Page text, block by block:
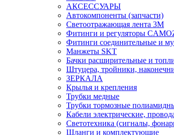
АКСЕССУАРЫ
Автокомпоненты (запчасти)
Светоотражающая лента 3М
Фитинги и регуляторы
Фитинги соединительные и
Манжеты SKT
Бачки расширительные и
Штуцера, тройники,
ЗЕРКАЛА
Крылья и крепления
Трубки медные
Трубки тормозные
Кабели электрические,
Светотехника (сигналы,
Шланги и комплектующие